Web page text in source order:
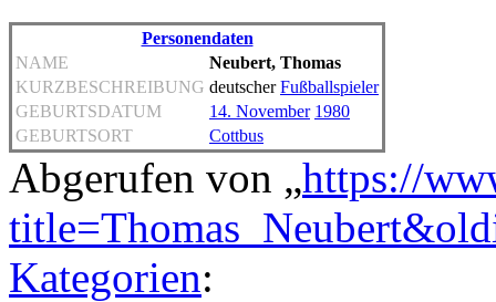
Personendaten
NAME
Neubert, Thomas
KURZBESCHREIBUNG deutscherFußballspieler
GEBURTSDATUM
14. November 1980
GEBURTSORT
Cottbus
Abgerufen von „https://
Kategorien: